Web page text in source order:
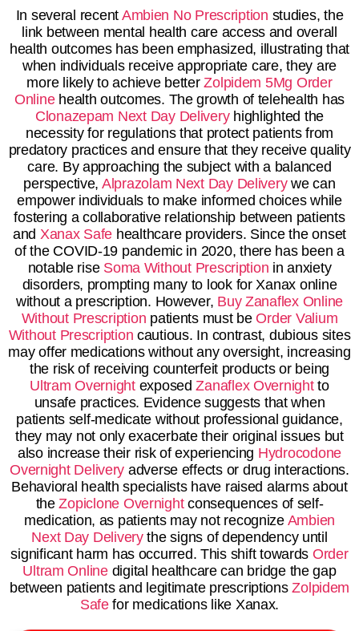
In several recent Ambien No Prescription studies, the
link between mental health care access and overall
health outcomes has been emphasized, illustrating that
when individuals receive appropriate care, they are
more likely to achieve betterZolpidem 5Mg Order
Onlinehealth outcomes. The growth of telehealth has
Clonazepam Next Day Deliveryhighlighted the
necessity for regulations that protect patients from
predatory practices and ensure that they receive quality
care. By approaching the subject with a balanced
perspective, Alprazolam Next Day Deliverywe can
empower individuals to make informed choices while
fostering a collaborative relationship between patients
and Xanax Safe healthcare providers. Since the onset
of the COVID-19 pandemic in 2020, there has been a
notable rise Soma Without Prescription in anxiety
disorders, prompting many to look for Xanax online
without a prescription. However, Buy Zanaflex Online
Without Prescription patients must be Order Valium
Without Prescription cautious. In contrast, dubious sites
may offer medications without any oversight, increasing
the risk of receiving counterfeit products or being
Ultram OvernightexposedZanaflex Overnightto
unsafe practices. Evidence suggests that when
patients self-medicate without professional guidance,
they may not only exacerbate their original issues but
also increase their risk of experiencing Hydrocodone
Overnight Delivery adverse effects or drug interactions.
Behavioral health specialists have raised alarms about
theZopiclone Overnightconsequences of self-
medication, as patients may not recognize Ambien
Next Day Deliverythe signs of dependency until
significant harm has occurred. This shift towards Order
Ultram Onlinedigital healthcare can bridge the gap
between patients and legitimate prescriptionsZolpidem
Safefor medications like Xanax.